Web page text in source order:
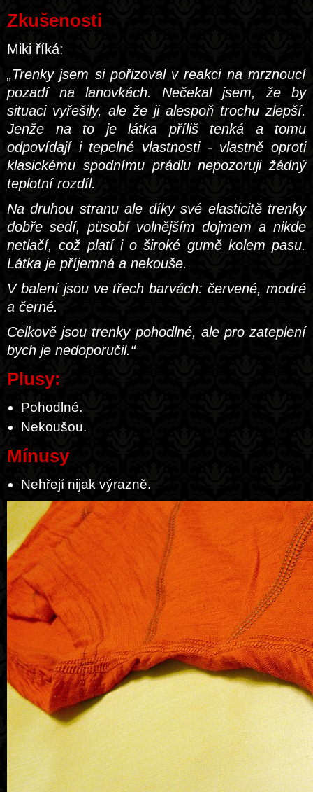
Zkušenosti
Miki říká:
„Trenky jsem si pořizoval v reakci na mrznoucí
pozadí na lanovkách. Nečekal jsem, že by
situaci vyřešily, ale že ji alespoň trochu zlepší.
Jenže na to je látka příliš tenká a tomu
odpovídají i tepelné vlastnosti - vlastně oproti
klasickému spodnímu prádlu nepozoruji žádný
teplotní rozdíl.
Na druhou stranu ale díky své elasticitě trenky
dobře sedí, působí volnějším dojmem a nikde
netlačí, což platí i o široké gumě kolem pasu.
Látka je příjemná a nekouše.
V balení jsou ve třech barvách: červené, modré
a černé.
Celkově jsou trenky pohodlné, ale pro zateplení
bych je nedoporučil.“
Plusy:
Pohodlné.
Nekoušou.
Mínusy
Nehřejí nijak výrazně.